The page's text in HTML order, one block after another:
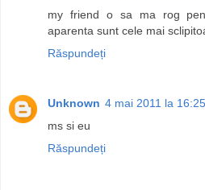
my friend o sa ma rog
aparenta sunt cele mai
Răspundeți
Unknown 4 mai 2011 la 16:25
ms si eu
Răspundeți